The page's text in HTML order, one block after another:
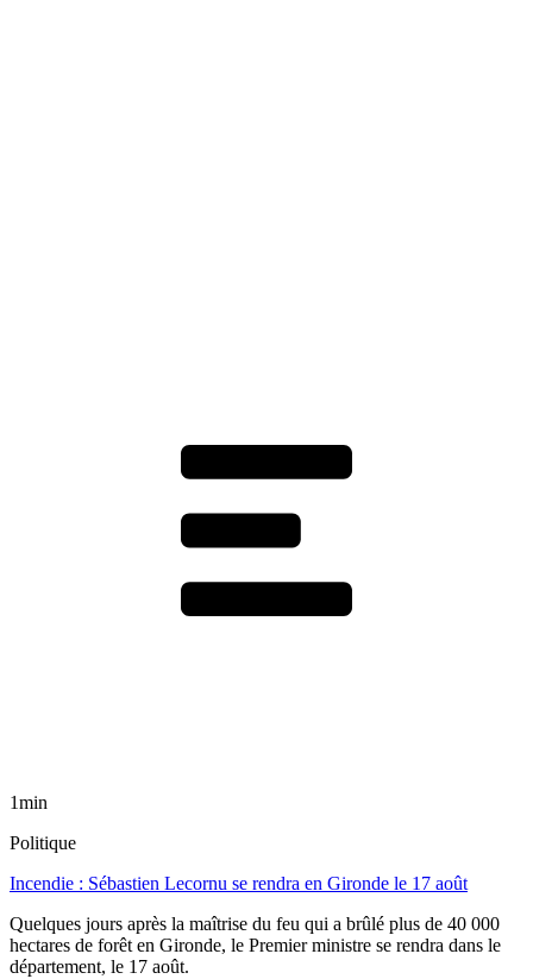
1min
Politique
Incendie : Sébastien Lecornu se rendra en Gironde le 17 août
Quelques jours après la maîtrise du feu qui a brûlé plus de 40 000
hectares de forêt en Gironde, le Premier ministre se rendra dans le
département, le 17 août.